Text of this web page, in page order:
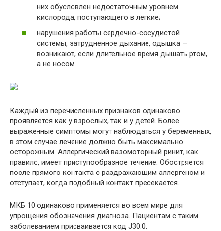
них обусловлен недостаточным уровнем
кислорода, поступающего в легкие;
нарушения работы сердечно-сосудистой
системы, затрудненное дыхание, одышка —
возникают, если длительное время дышать ртом,
а не носом.
Каждый из перечисленных признаков одинаково
проявляется как у взрослых, так и у детей. Более
выраженные симптомы могут наблюдаться у беременных,
в этом случае лечение должно быть максимально
осторожным. Аллергический вазомоторный ринит, как
правило, имеет приступообразное течение. Обостряется
после прямого контакта с раздражающим аллергеном и
отступает, когда подобный контакт пресекается.
МКБ 10 одинаково применяется во всем мире для
упрощения обозначения диагноза. Пациентам с таким
заболеванием присваивается код J30.0.